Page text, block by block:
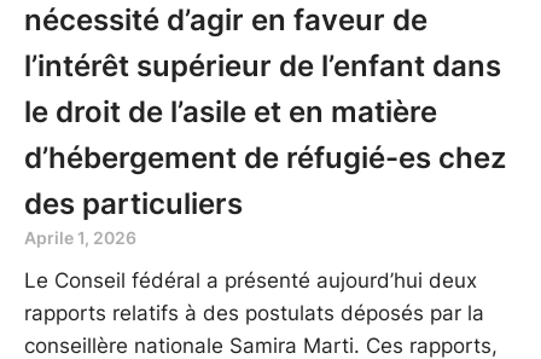
nécessité d’agir en faveur de
l’intérêt supérieur de l’enfant dans
le droit de l’asile et en matière
d’hébergement de réfugié-es chez
des particuliers
Aprile 1, 2026
Le Conseil fédéral a présenté aujourd’hui deux
rapports relatifs à des postulats déposés par la
conseillère nationale Samira Marti. Ces rapports,